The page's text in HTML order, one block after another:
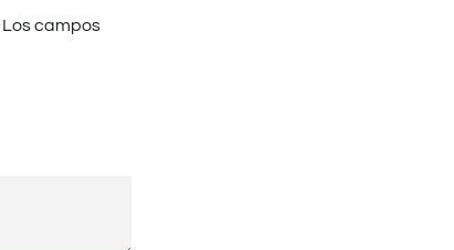
Los campos